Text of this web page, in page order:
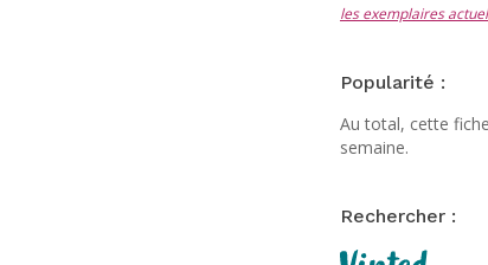
les exemplaires
Popularité :
Au total, cette
semaine.
Rechercher :